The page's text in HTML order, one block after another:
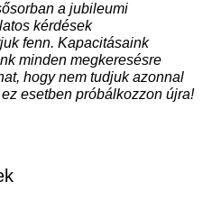
a jubileumi
kérdések
fenn. Kapacitásaink
minden megkeresésre
hogy nem tudjuk azonnal
esetben próbálkozzon újra!